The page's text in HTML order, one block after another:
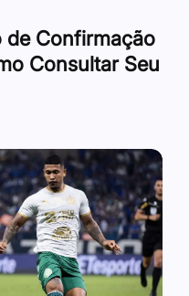
de Confirmação
Consultar Seu